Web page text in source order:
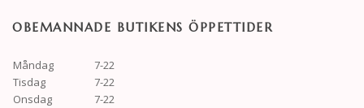
OBEMANNADE BUTIKENS ÖPPETTIDER
Måndag
7-22
Tisdag
7-22
Onsdag
7-22